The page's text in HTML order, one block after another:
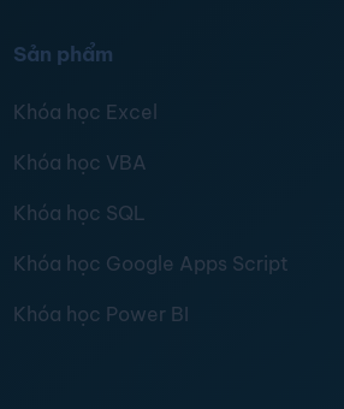
Sản phẩm
Khóa học Excel
Khóa học VBA
Khóa học SQL
Khóa học Google Apps Script
Khóa học Power BI